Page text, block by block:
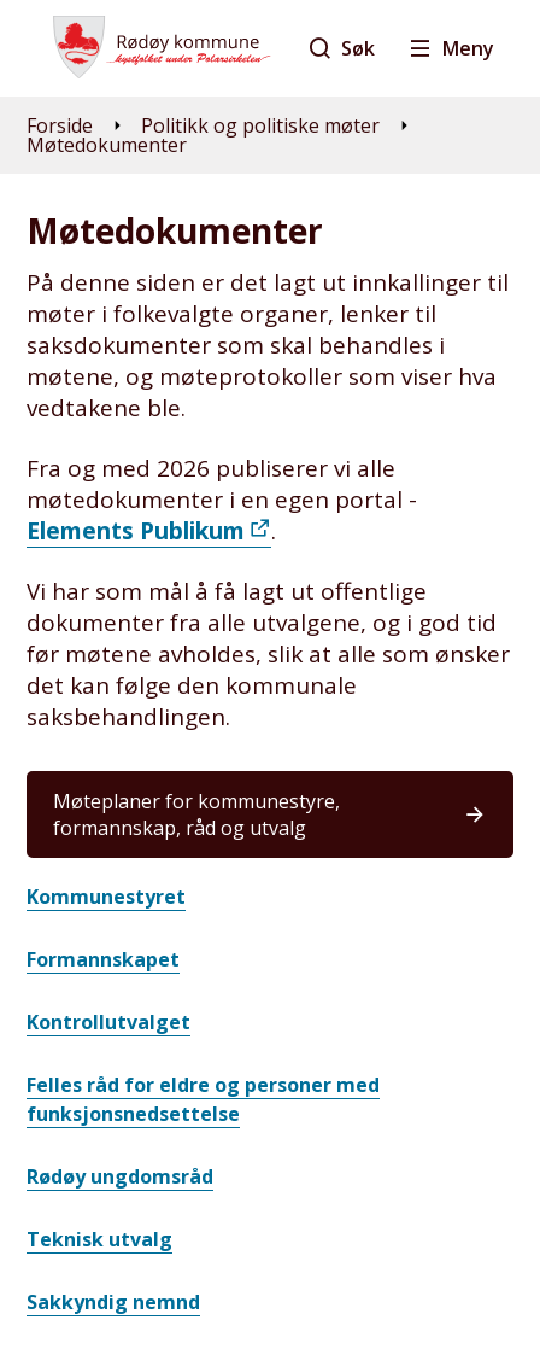
Søk Meny
Du er her:
Forside Politikk og politiske møter
Møtedokumenter
Møtedokumenter
På denne siden er det lagt ut innkallinger til
møter i folkevalgte organer, lenker til
saksdokumenter som skal behandles i
møtene, og møteprotokoller som viser hva
vedtakene ble.
Fra og med 2026 publiserer vi alle
møtedokumenter i en egen portal -
Elements Publikum
.
Vi har som mål å få lagt ut offentlige
dokumenter fra alle utvalgene, og i god tid
før møtene avholdes, slik at alle som ønsker
det kan følge den kommunale
saksbehandlingen.
Møteplaner for kommunestyre,
formannskap, råd og utvalg
Kommunestyret
Formannskapet
Kontrollutvalget
Felles råd for eldre og personer med
funksjonsnedsettelse
Rødøy ungdomsråd
Teknisk utvalg
Sakkyndig nemnd